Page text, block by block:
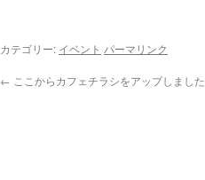
カテゴリー: イベント パーマリンク
← ここからカフェチラシをアップしました